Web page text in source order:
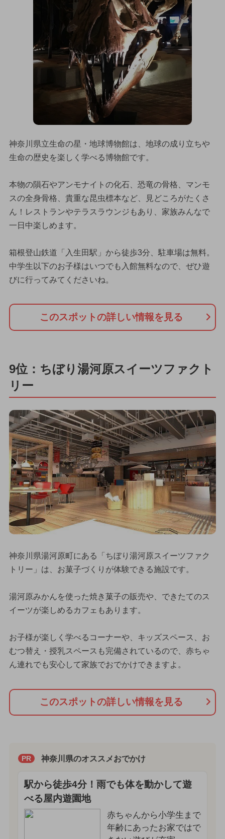
神奈川県立生命の星・地球博物館は、地球の成り立ちや
生命の歴史を楽しく学べる博物館です。
本物の隕石やアンモナイトの化石、恐竜の骨格、マンモ
スの全身骨格、貴重な昆虫標本など、見どころがたくさ
ん！レストランやテラスラウンジもあり、家族みんなで
一日中楽しめます。
箱根登山鉄道「入生田駅」から徒歩3分、駐車場は無料。
中学生以下のお子様はいつでも入館無料なので、ぜひ遊
びに行ってみてくださいね。
このスポットの詳しい情報を見る
9位：ちぼり湯河原スイーツファクト
リー
神奈川県湯河原町にある「ちぼり湯河原スイーツファク
トリー」は、お菓子づくりが体験できる施設です。
湯河原みかんを使った焼き菓子の販売や、できたてのス
イーツが楽しめるカフェもあります。
お子様が楽しく学べるコーナーや、キッズスペース、お
むつ替え・授乳スペースも完備されているので、赤ちゃ
ん連れでも安心して家族でおでかけできますよ。
このスポットの詳しい情報を見る
PR 神奈川県のオススメおでかけ
駅から徒歩4分！雨でも体を動かして遊
べる屋内遊園地
赤ちゃんから小学生まで
年齢にあったお家ではで